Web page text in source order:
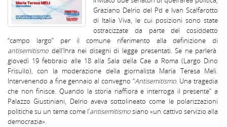
Graziano Delrio del Pd e Ivan Scalfarotto
di Italia Viva, le cui posizioni sono state
ostracizzate da parte del cosiddetto
“campo largo” per il comune riferimento alla definizione di
antisemitismo dell’Ihra nei disegni di legge presentati. Se ne parlerà
giovedì 19 febbraio alle 18 alla Sala della Cae a Roma (Largo Dino
Frisullo), con la moderazione della giornalista Maria Teresa Meli.
Intervenendo a fine gennaio al convegno “Antisemitismo. Una tragedia
che non finisce. Quando la storia riaffiora e interroga il presente” a
Palazzo Giustiniani, Delrio aveva sottolineato come le polarizzazioni
politiche su un tema come l’antisemitismosiano «un cattivo servizio alla
democrazia».